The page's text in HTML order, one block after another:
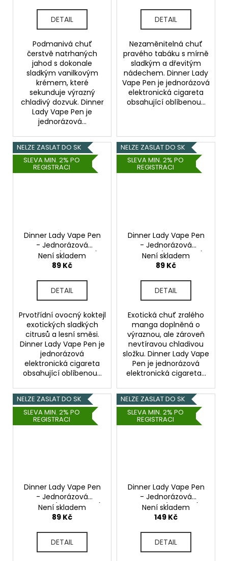
DETAIL
Podmanivá chuť
čerstvě natrhaných
jahod s dokonale
sladkým vanilkovým
krémem, které
sekunduje výrazný
chladivý dozvuk. Dinner
Lady Vape Pen je
jednorázová...
DETAIL
Nezaměnitelná chuť
pravého tabáku s mírně
sladkým a dřevitým
nádechem. Dinner Lady
Vape Pen je jednorázová
elektronická cigareta
obsahující oblíbenou...
NELZE ZASLAT DO SK
SLEVA MIN. 2% PO
REGISTRACI
Dinner Lady Vape Pen
- Jednorázová
cigareta (Pink Berry)
20mg
Není skladem
89 Kč
DETAIL
Prvotřídní ovocný koktejl
exotických sladkých
citrusů a lesní směsi.
Dinner Lady Vape Pen je
jednorázová
elektronická cigareta
obsahující oblíbenou...
NELZE ZASLAT DO SK
SLEVA MIN. 2% PO
REGISTRACI
Dinner Lady Vape Pen
- Jednorázová
cigareta (Mango Ice)
20mg
Není skladem
89 Kč
DETAIL
Exotická chuť zralého
manga doplněná o
výraznou, ale zároveň
nevtíravou chladivou
složku. Dinner Lady Vape
Pen je jednorázová
elektronická cigareta...
NELZE ZASLAT DO SK
SLEVA MIN. 2% PO
REGISTRACI
Dinner Lady Vape Pen
- Jednorázová
cigareta (Lemon Tart)
20mg
Není skladem
89 Kč
DETAIL
NELZE ZASLAT DO SK
SLEVA MIN. 2% PO
REGISTRACI
Dinner Lady Vape Pen
- Jednorázová
cigareta (Fruit Mix)
20mg
Není skladem
149 Kč
DETAIL